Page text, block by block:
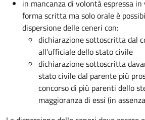
in mancanza di volontà espressa
forma scritta ma solo orale è
dispersione delle ceneri con:
dichiarazione sottoscritta dal
all’ufficiale dello stato civile
dichiarazione sottoscritta
stato civile dal parente più
concorso di più parenti dello
maggioranza di essi (in